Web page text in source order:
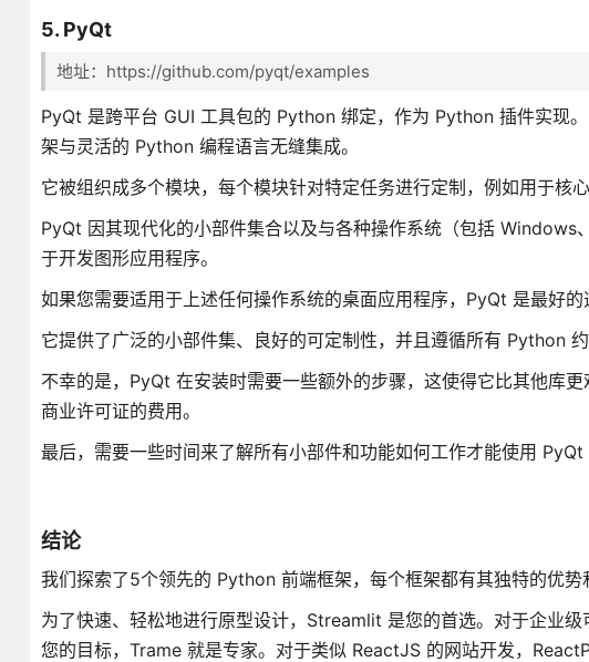
5. PyQt
地址：https://github.com/pyqt/examples
PyQt 是跨平台 GUI 工具包的 Python 绑定，作为 Python 插件实现
架与灵活的 Python 编程语言无缝集成。
它被组织成多个模块，每个模块针对特定任务进行定制，例如用于核
PyQt 因其现代化的小部件集合以及与各种操作系统（包括
于开发图形应用程序。
如果您需要适用于上述任何操作系统的桌面应用程序，PyQt 是最好的
它提供了广泛的小部件集、良好的可定制性，并且遵循所有 Python
不幸的是，PyQt 在安装时需要一些额外的步骤，这使得它比其他库
商业许可证的费用。
最后，需要一些时间来了解所有小部件和功能如何工作才能使用 PyQt
结论
我们探索了5个领先的 Python 前端框架，每个框架都有其独特的优势
为了快速、轻松地进行原型设计，Streamlit 是您的首选。对于企业
您的目标，Trame 就是专家。对于类似 ReactJS 的网站开发，